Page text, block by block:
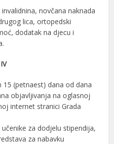
novčana naknada
lica, ortopedski
dodatak na djecu i
IV
(petnaest) dana od dana
objavljivanja na oglasnoj
internet stranici Grada
za dodjelu stipendija,
za nabavku